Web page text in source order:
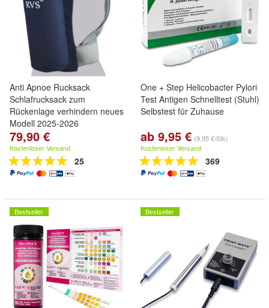
Anti Apnoe Rucksack
Schlafrucksack zum
Rückenlage verhindern neues
Modell 2025-2026
79,90 €
Kostenloser Versand
25
One + Step Helicobacter Pylori
Test Antigen Schnelltest (Stuhl)
Selbstest für Zuhause
ab 9,95 € (9,95 €/Stk)
Kostenloser Versand
369
Bestseller Bestseller